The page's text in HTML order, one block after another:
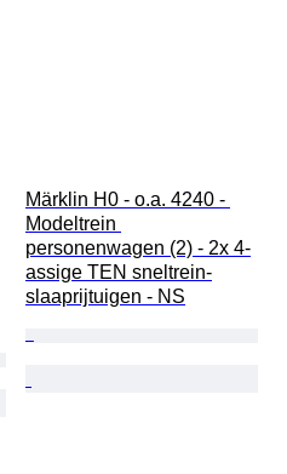
Märklin H0 - o.a. 4240 -
Modeltrein
personenwagen (2) - 2x 4-
assige TEN sneltrein-
slaaprijtuigen - NS